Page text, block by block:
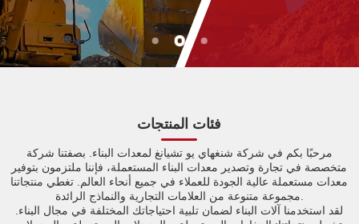
فئات المنتجات
مرحبًا بكم في شركة شنغهاي يو تشيانغ لمعدات البناء. بصفتنا شركة
متخصصة في تجارة وتصدير معدات البناء المستعملة، فإننا ملتزمون بتوفير
معدات مستعملة عالية الجودة للعملاء في جميع أنحاء العالم. تغطي منتجاتنا
مجموعة متنوعة من العلامات التجارية والنماذج الرائدة.
لقد استخدمنا آلات البناء لضمان تلبية احتياجاتك المختلفة في مجال البناء.